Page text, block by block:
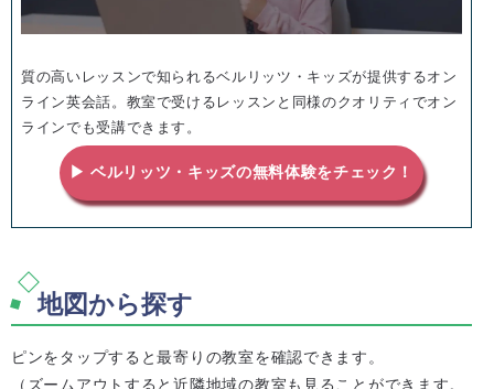
質の高いレッスンで知られるベルリッツ・キッズが提供するオン
ライン英会話。教室で受けるレッスンと同様のクオリティでオン
ラインでも受講できます。
▶ ベルリッツ・キッズの無料体験をチェック！
地図から探す
ピンをタップすると最寄りの教室を確認できます。
（ズームアウトすると近隣地域の教室も見ることができます。